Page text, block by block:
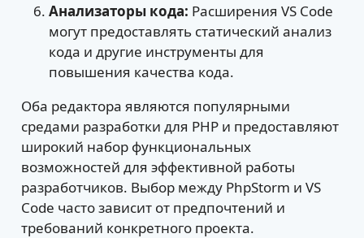
Анализаторы кода: Расширения VS Code
могут предоставлять статический анализ
кода и другие инструменты для
повышения качества кода.
Оба редактора являются популярными
средами разработки для PHP и предоставляют
широкий набор функциональных
возможностей для эффективной работы
разработчиков. Выбор между PhpStorm и VS
Code часто зависит от предпочтений и
требований конкретного проекта.